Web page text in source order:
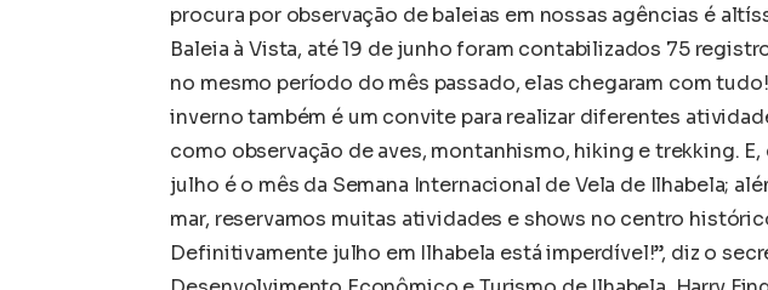
procura por observação de baleias em nossas agências é
Baleia à Vista, até 19 de junho foram contabilizados 75
no mesmo período do mês passado, elas chegaram com
inverno também é um convite para realizar diferentes
como observação de aves, montanhismo, hiking e trekking.
julho é o mês da Semana Internacional de Vela de Ilhabela;
mar, reservamos muitas atividades e shows no centro
Definitivamente julho em Ilhabela está imperdível!”, diz o